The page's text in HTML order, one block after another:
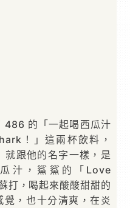
486 的「一起喝西瓜汁
！」這兩杯飲料，
跟他的名字一樣，是
汁，鯊鯊的「Love
打，喝起來酸酸甜甜的
，也十分清爽，在炎